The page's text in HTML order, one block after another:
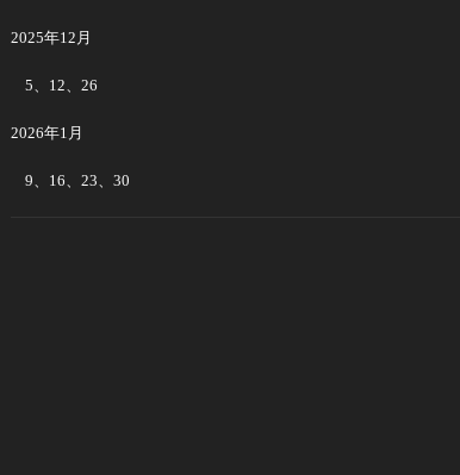
2025年12月
5、12、26
2026年1月
9、16、23、30